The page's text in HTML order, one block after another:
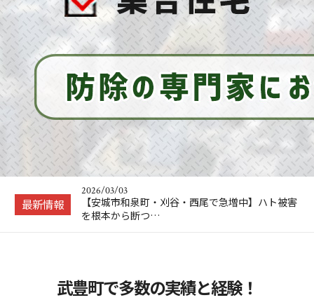
最新情報
2025/07/16
ハト対策の決定版！ご自宅をハトから守って平和
に保つ秘訣とは！
2026/04/23
工場のハト被害、そのまま放置していませんか？
愛知県の製造現…
2026/03/03
【安城市和泉町・刈谷・西尾で急増中】ハト被害
を根本から断つ…
2025/11/21
【ネズミ駆除 を自分で】！？ プロに頼む前に
武豊町で多数の実績と経験！